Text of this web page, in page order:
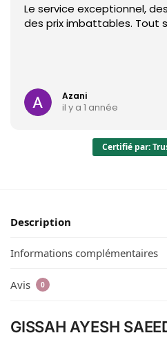
Le service exceptionnel,
des prix imbattables. Tout
Azani
il y a 1 année
Certifié par:
Description
Informations complémentaires
Avis 0
GISSAH AYESH